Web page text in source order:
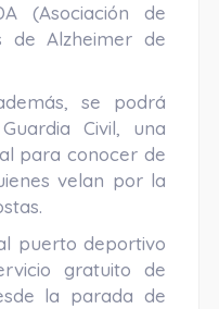
(Asociación de
de Alzheimer de
se podrá
Civil, una
para conocer de
velan por la
puerto deportivo
gratuito de
la parada de